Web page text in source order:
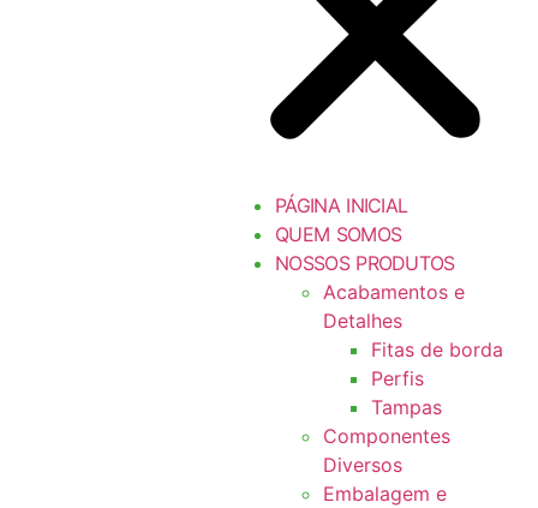
PÁGINA INICIAL
QUEM SOMOS
NOSSOS PRODUTOS
Acabamentos e
Detalhes
Fitas de borda
Perfis
Tampas
Componentes
Diversos
Embalagem e